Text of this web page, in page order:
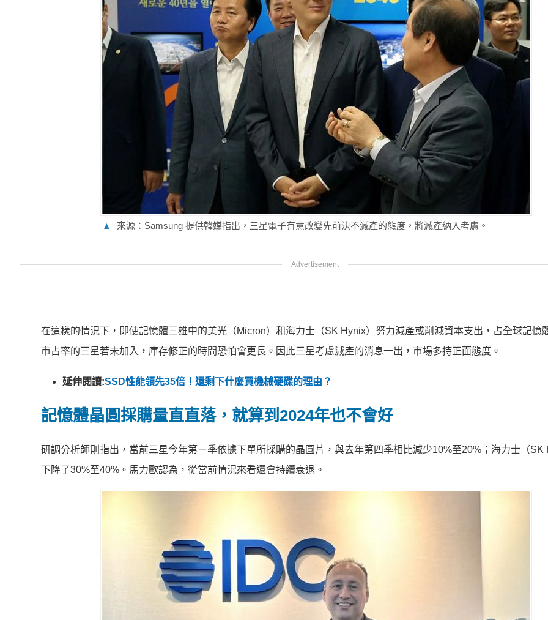
▲ 來源：Samsung 提供韓媒指出，三星電子有意改變先前決不減產的態度，將減產納入考慮。
在這樣的情況下，即使記憶體三雄中的美光（Micron）和海力士（SK Hynix）努力減產或削減資本支出，占全球記憶
市占率的三星若未加入，庫存修正的時間恐怕會更長。因此三星考慮減產的消息一出，市場多持正面態度。
延伸閱讀:SSD性能領先35倍！還剩下什麼買機械硬碟的理由？
記憶體晶圓採購量直直落，就算到2024年也不會好
研調分析師則指出，當前三星今年第ㄧ季依據下單所採購的晶圓片，與去年第四季相比減少10%至20%；海力士（SK
下降了30%至40%。馬力歐認為，從當前情況來看還會持續衰退。